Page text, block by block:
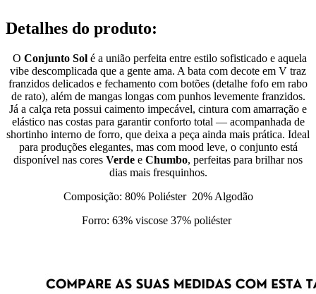
Detalhes do produto:
O Conjunto Solé a união perfeita entre estilo sofisticado e aquela
vibe descomplicada que a gente ama. A bata com decote em V traz
franzidos delicados e fechamento com botões (detalhe fofo em rabo
de rato), além de mangas longas com punhos levemente franzidos.
Já a calça reta possui caimento impecável, cintura com amarração e
elástico nas costas para garantir conforto total — acompanhada de
shortinho interno de forro, que deixa a peça ainda mais prática. Ideal
para produções elegantes, mas com mood leve, o conjunto está
disponível nas cores Verde e Chumbo, perfeitas para brilhar nos
dias mais fresquinhos.
Composição: 80% Poliéster 20% Algodão
Forro: 63% viscose 37% poliéster